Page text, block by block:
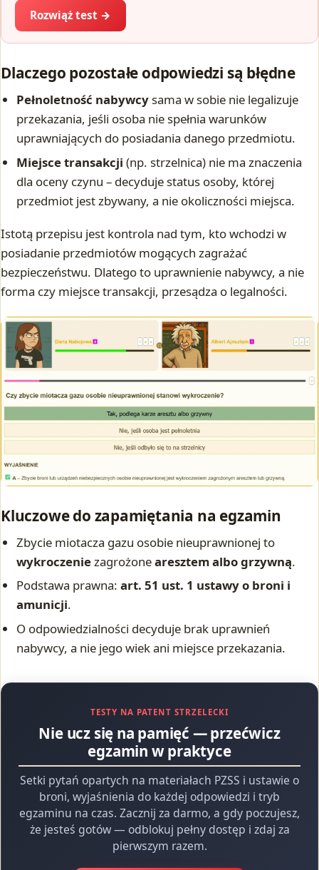
Rozwiąż test →
Dlaczego pozostałe odpowiedzi są błędne
Pełnoletność nabywcysama w sobie nie legalizuje
przekazania, jeśli osoba nie spełnia warunków
uprawniających do posiadania danego przedmiotu.
Miejsce transakcji (np. strzelnica) nie ma znaczenia
dla oceny czynu – decyduje status osoby, której
przedmiot jest zbywany, a nie okoliczności miejsca.
Istotą przepisu jest kontrola nad tym, kto wchodzi w
posiadanie przedmiotów mogących zagrażać
bezpieczeństwu. Dlatego to uprawnienie nabywcy, a nie
forma czy miejsce transakcji, przesądza o legalności.
Kluczowe do zapamiętania na egzamin
Zbycie miotacza gazu osobie nieuprawnionej to
wykroczeniezagrożonearesztem albo grzywną.
Podstawa prawna:art. 51 ust. 1 ustawy o broni i
amunicji.
O odpowiedzialności decyduje brak uprawnień
nabywcy, a nie jego wiek ani miejsce przekazania.
TESTY NA PATENT STRZELECKI
Nie ucz się na pamięć — przećwicz
egzamin w praktyce
Setki pytań opartych na materiałach PZSS i ustawie o
broni, wyjaśnienia do każdej odpowiedzi i tryb
egzaminu na czas. Zacznij za darmo, a gdy poczujesz,
że jesteś gotów — odblokuj pełny dostęp i zdaj za
pierwszym razem.